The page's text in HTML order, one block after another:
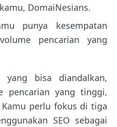
DomaiNesians.
punya kesempatan
pencarian yang
yang bisa diandalkan,
pencarian yang tinggi,
perlu fokus di tiga
SEO sebagai